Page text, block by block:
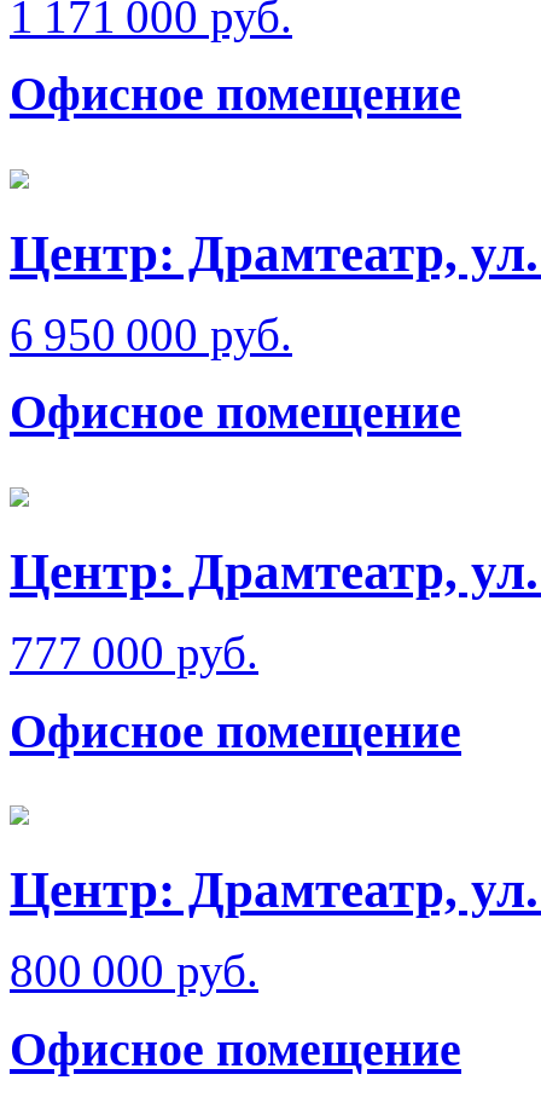
1 171 000 руб.
Офисное помещение
Центр: Драмтеатр,
6 950 000 руб.
Офисное помещение
Центр: Драмтеатр,
777 000 руб.
Офисное помещение
Центр: Драмтеатр,
800 000 руб.
Офисное помещение